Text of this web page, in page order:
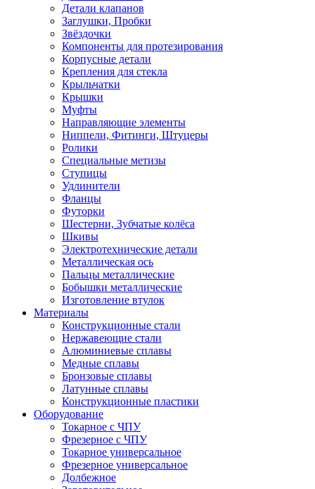
Детали клапанов
Заглушки, Пробки
Звёздочки
Компоненты для протезирования
Корпусные детали
Крепления для стекла
Крыльчатки
Крышки
Муфты
Направляющие элементы
Ниппели, Фитинги, Штуцеры
Ролики
Специальные метизы
Ступицы
Удлинители
Фланцы
Футорки
Шестерни, Зубчатые колёса
Шкивы
Электротехнические детали
Металлическая ось
Пальцы металлические
Бобышки металлические
Изготовление втулок
Материалы
Конструкционные стали
Нержавеющие стали
Алюминиевые сплавы
Медные сплавы
Бронзовые сплавы
Латунные сплавы
Конструкционные пластики
Оборудование
Токарное c ЧПУ
Фрезерное c ЧПУ
Токарное универсальное
Фрезерное универсальное
Долбежное